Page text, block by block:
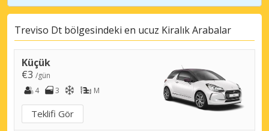
Treviso Dt bölgesindeki en ucuz Kiralık Arabalar
Küçük
€3 /gün
4
3 M
Teklifi Gör